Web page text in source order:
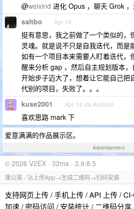
@weixind 进化 Opus ，聊天 Grok ，
saltbo Apr 14
挺有意思，我之前做了一个类似的，
灵魂。就是说不只是自我迭代，而是
如有一个项目本来需要人盯着迭代，
醒来分析 gap ，然后自主规划版本
开始步子迈大了，想着让它能自己把
代别的项目，失败了。。。
kuse2001 Apr 14 via Android
喜欢思路 mark 下
爱意满满的作品展示区。
Advertisement
© 2026 V2EX · 32ms · 3.9.8.5
蒲公英 - 🚀上传App→生成二维码→扫码安装
支持网页上传 / 手机上传 / API 上传 /
加速 / 密码访问 / 安装统计 / 二维码分